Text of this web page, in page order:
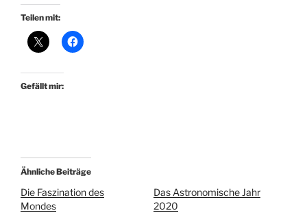
Teilen mit:
Gefällt mir:
Ähnliche Beiträge
Die Faszination des
Mondes
Das Astronomische Jahr
2020